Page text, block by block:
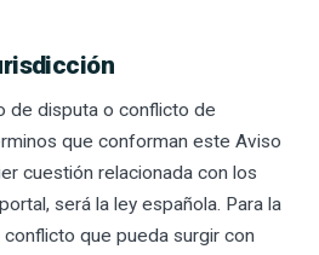
de disputa o conflicto de
que conforman este Aviso
cuestión relacionada con los
será la ley española. Para la
que pueda surgir con